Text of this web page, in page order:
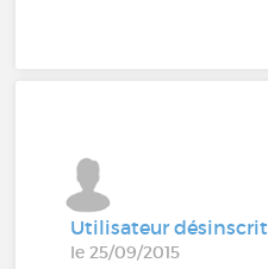
Utilisateur désinscrit
le 25/09/2015